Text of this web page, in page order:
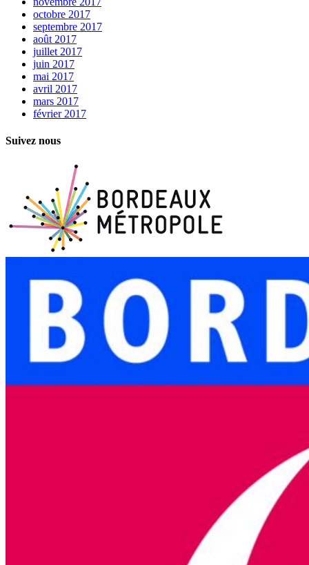
octobre 2017
septembre 2017
août 2017
juillet 2017
juin 2017
mai 2017
avril 2017
mars 2017
février 2017
Suivez nous